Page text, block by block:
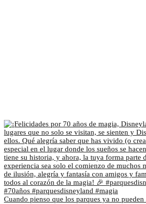
Cuando pienso que los parques ya no pueden